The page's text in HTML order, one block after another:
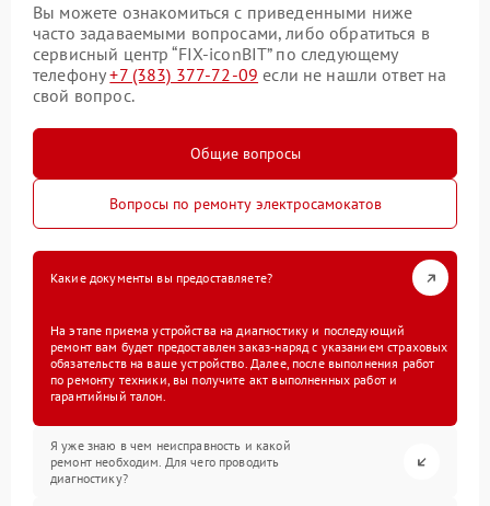
Вы можете ознакомиться с приведенными ниже
часто задаваемыми вопросами, либо обратиться в
сервисный центр “FIX-iconBIT” по следующему
телефону+7 (383) 377-72-09 если не нашли ответ на
свой вопрос.
Общие вопросы
Вопросы по ремонту электросамокатов
Какие документы вы предоставляете?
На этапе приема устройства на диагностику и последующий
ремонт вам будет предоставлен заказ-наряд с указанием страховых
обязательств на ваше устройство. Далее, после выполнения работ
по ремонту техники, вы получите акт выполненных работ и
гарантийный талон.
Я уже знаю в чем неисправность и какой
ремонт необходим. Для чего проводить
диагностику?